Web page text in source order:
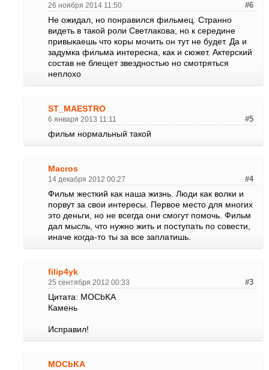
26 ноября 2014 11:50 #6
Не ожидал, но понравился фильмец. Странно
видеть в такой роли Светлакова, но к середине
привыкаешь что коры мочить он тут не будет. Да и
задумка фильма интересна, как и сюжет. Актерский
состав не блещет звездностью но смотряться
неплохо
ST_MAESTRO
6 января 2013 11:11 #5
фильм нормальный такой
Macros
14 декабря 2012 00:27 #4
Фильм жесткий как наша жизнь. Люди как волки и
порвут за свои интересы. Первое место для многих
это деньги, но не всегда они смогут помочь. Фильм
дал мысль, что нужно жить и поступать по совести,
иначе когда-то ты за все заплатишь.
filip4yk
25 сентября 2012 00:33 #3
Цитата: MOCbKA
Камень
Исправил!
MOCbKA